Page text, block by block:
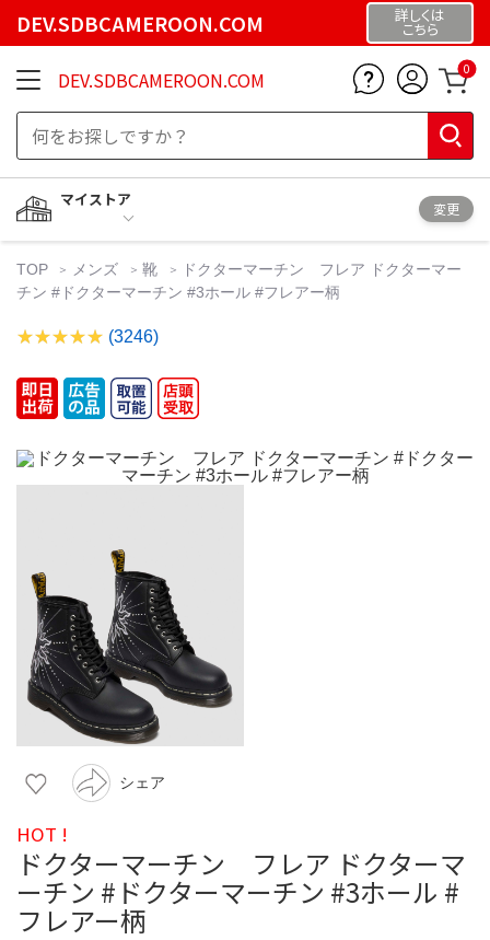
DEV.SDBCAMEROON.COM 詳しくは
こちら
DEV.SDBCAMEROON.COM 0
マイストア
変更
TOP メンズ 靴
ドクターマーチン フレア ドクターマー
チン #ドクターマーチン #3ホール #フレアー柄
(3246)
シェア
HOT !
ドクターマーチン フレア ドクターマ
ーチン #ドクターマーチン #3ホール #
フレアー柄